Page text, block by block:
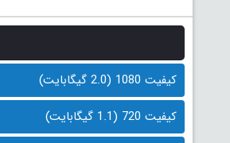
کیفیت 1080 (2.0 گیگابایت)
کیفیت 720 (1.1 گیگابایت)